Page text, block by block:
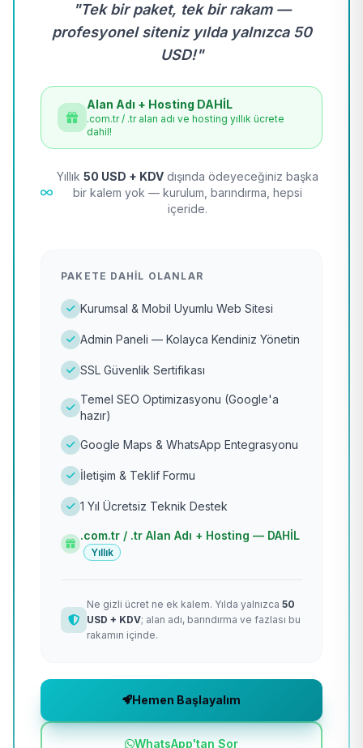
"Tek bir paket, tek bir rakam —
profesyonel siteniz yılda yalnızca 50
USD!"
Alan Adı + Hosting DAHİL
.com.tr / .tr alan adı ve hosting yıllık ücrete
dahil!
Yıllık 50 USD + KDV dışında ödeyeceğiniz başka
bir kalem yok — kurulum, barındırma, hepsi
içeride.
PAKETE DAHIL OLANLAR
Kurumsal & Mobil Uyumlu Web Sitesi
Admin Paneli — Kolayca Kendiniz Yönetin
SSL Güvenlik Sertifikası
Temel SEO Optimizasyonu (Google'a
hazır)
Google Maps & WhatsApp Entegrasyonu
İletişim & Teklif Formu
1 Yıl Ücretsiz Teknik Destek
.com.tr / .tr Alan Adı + Hosting — DAHİL
Yıllık
Ne gizli ücret ne ek kalem. Yılda yalnızca 50
USD + KDV; alan adı, barındırma ve fazlası bu
rakamın içinde.
Hemen Başlayalım
WhatsApp'tan Sor